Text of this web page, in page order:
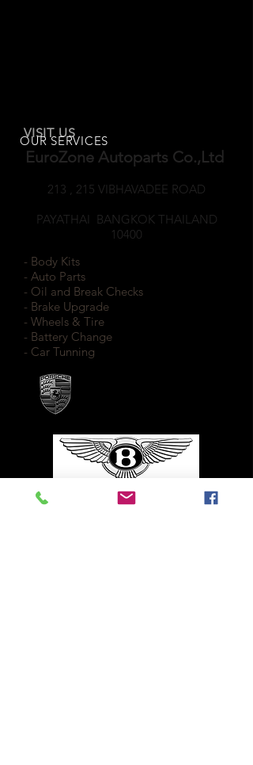
VISIT US
OUR SERVICES
EuroZone Autoparts Co.,Ltd
213 , 215 VIBHAVADEE ROAD
PAYATHAI BANGKOK THAILAND
10400
- Body Kits
- Auto Parts
- Oil and Break Checks
- Brake Upgrade
- Wheels & Tire
- Battery Change
- Car Tunning